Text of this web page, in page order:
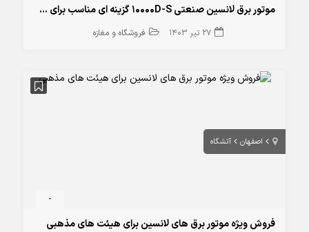
موتور برق لانسین صنعتی 10000D-S گزینه ای مناسب برای جوشکاری
27 تیر 1403 فروشگاه و مغازه
اصفهان آتشگاه
-
فروش ویژه موتور برق های لانسین برای هیئت های مذهبی